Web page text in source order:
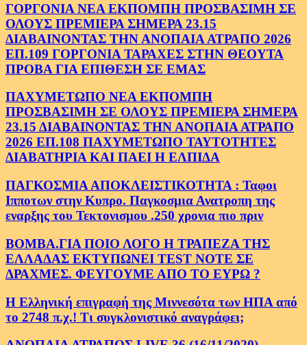
ΓΟΡΓΟΝΙΑ ΝΕΑ ΕΚΠΟΜΠΗ ΠΡΟΣΒΑΣΙΜΗ ΣΕ
ΟΛΟΥΣ ΠΡΕΜΙΕΡΑ ΣΗΜΕΡΑ 23.15
ΔΙΑΒΑΙΝΟΝΤΑΣ ΤΗΝ ΑΝΟΠΑΙΑ ΑΤΡΑΠΟ 2026
ΕΠ.109 ΓΟΡΓΟΝΙΑ ΤΑΡΑΧΕΣ ΣΤΗΝ ΘΕΟΥΤΑ
ΠΡΟΒΑ ΓΙΑ ΕΠΙΘΕΣΗ ΣΕ ΕΜΑΣ
ΠΑΧΥΜΕΤΩΠΟ ΝΕΑ ΕΚΠΟΜΠΗ
ΠΡΟΣΒΑΣΙΜΗ ΣΕ ΟΛΟΥΣ ΠΡΕΜΙΕΡΑ ΣΗΜΕΡΑ
23.15 ΔΙΑΒΑΙΝΟΝΤΑΣ ΤΗΝ ΑΝΟΠΑΙΑ ΑΤΡΑΠΟ
2026 ΕΠ.108 ΠΑΧΥΜΕΤΩΠΟ ΤΑΥΤΟΤΗΤΕΣ
ΔΙΑΒΑΤΗΡΙΑ ΚΑΙ ΠΑΕΙ Η ΕΛΠΙΔΑ
ΠΑΓΚΟΣΜΙΑ ΑΠΟΚΛΕΙΣΤΙΚΟΤΗΤΑ : Ταφοι
Ιπποτων στην Κυπρο. Παγκοσμια Ανατροπη της
εναρξης του Τεκτονισμου .250 χρονια πιο πριν
ΒΟΜΒΑ.ΓΙΑ ΠΟΙΟ ΛΟΓΟ Η ΤΡΑΠΕΖΑ ΤΗΣ
ΕΛΛΑΔΑΣ ΕΚΤΥΠΩΝΕΙ TEST NOTE ΣΕ
ΔΡΑΧΜΕΣ. ΦΕΥΓΟΥΜΕ ΑΠΟ ΤΟ ΕΥΡΩ ?
Η Ελληνική επιγραφή της Μιννεσότα των ΗΠΑ από
το 2748 π.χ.! Τι συγκλονιστικό αναγράφει;